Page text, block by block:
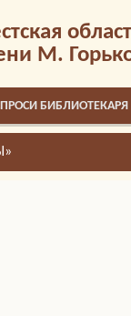
М.
БИБЛИОТЕКАРЯ